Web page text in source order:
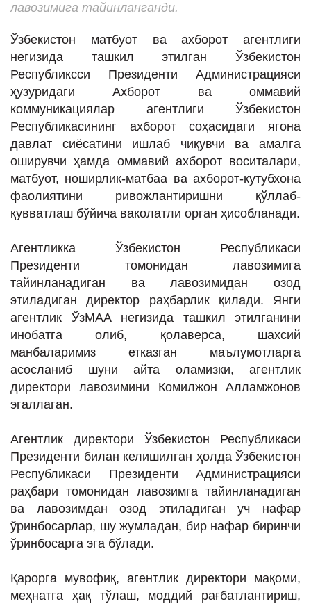
ИНТЕРВЬЮ
ЛОЙИҲАЛАР
Таҳлил
Саломатлик
Бу қизиқ
Реклама
СПОРТ
ТЕХНОЛОГИЯ
лавозимига тайинланганди.
Ўзбекистон матбуот ва ахборот агентлиги
негизида ташкил этилган Ўзбекистон
Республиксси Президенти Администрацияси
ҳузуридаги Ахборот ва оммавий
коммуникациялар агентлиги Ўзбекистон
Республикасининг ахборот соҳасидаги ягона
давлат сиёсатини ишлаб чиқувчи ва амалга
оширувчи ҳамда оммавий ахборот воситалари,
матбуот, ноширлик-матбаа ва ахборот-кутубхона
фаолиятини ривожлантиришни қўллаб-
қувватлаш бўйича ваколатли орган ҳисобланади.
Агентликка Ўзбекистон Республикаси
Президенти томонидан лавозимига
тайинланадиган ва лавозимидан озод
этиладиган директор раҳбарлик қилади. Янги
агентлик ЎзМАА негизида ташкил этилганини
инобатга олиб, қолаверса, шахсий
манбаларимиз етказган маълумотларга
асосланиб шуни айта оламизки, агентлик
директори лавозимини Комилжон Алламжонов
эгаллаган.
Агентлик директори Ўзбекистон Республикаси
Президенти билан келишилган ҳолда Ўзбекистон
Республикаси Президенти Администрацияси
раҳбари томонидан лавозимга тайинланадиган
ва лавозимдан озод этиладиган уч нафар
ўринбосарлар, шу жумладан, бир нафар биринчи
ўринбосарга эга бўлади.
Қарорга мувофиқ, агентлик директори мақоми,
меҳнатга ҳақ тўлаш, моддий рағбатлантириш,